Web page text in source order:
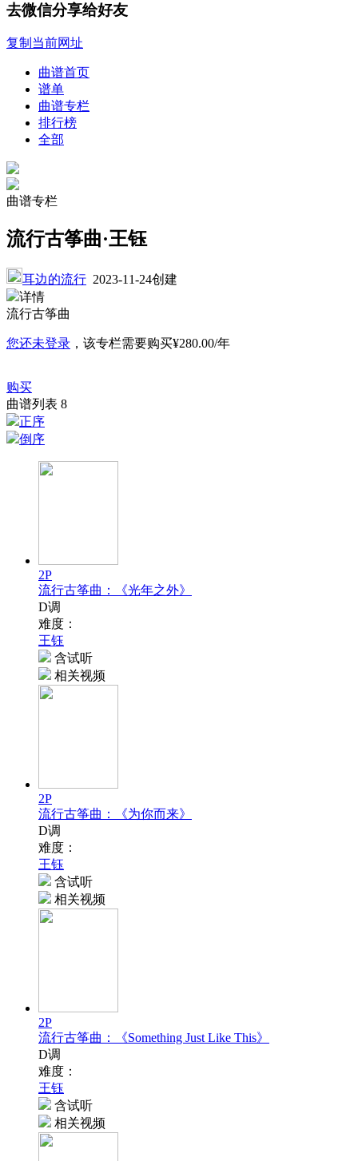
去微信分享给好友
复制当前网址
曲谱首页
谱单
曲谱专栏
排行榜
全部
曲谱专栏
流行古筝曲·王钰
耳边的流行 2023-11-24创建
详情
流行古筝曲
您还未登录 ，该专栏需要购买¥280.00/年
购买
曲谱列表 8
正序
倒序
2P
流行古筝曲：《光年之外》
D调
难度：
王钰
含试听
相关视频
2P
流行古筝曲：《为你而来》
D调
难度：
王钰
含试听
相关视频
2P
流行古筝曲：《Something Just Like This》
D调
难度：
王钰
含试听
相关视频